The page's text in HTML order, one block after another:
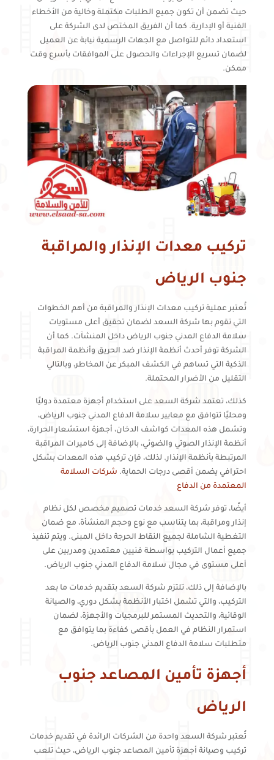
حيث تضمن أن تكون جميع الطلبات مكتملة وخالية من الأخطاء
الفنية أو الإدارية. كما أن الفريق المختص لدى الشركة على
استعداد دائم للتواصل مع الجهات الرسمية نيابة عن العميل
لضمان تسريع الإجراءات والحصول على الموافقات بأسرع وقت
ممكن.
تركيب معدات الإنذار والمراقبة
جنوب الرياض
تُعتبر عملية تركيب معدات الإنذار والمراقبة من أهم الخطوات
التي تقوم بها شركة السعد لضمان تحقيق أعلى مستويات
سلامة الدفاع المدني جنوب الرياض داخل المنشآت. كما أن
الشركة توفر أحدث أنظمة الإنذار ضد الحريق وأنظمة المراقبة
الذكية التي تساهم في الكشف المبكر عن المخاطر، وبالتالي
التقليل من الأضرار المحتملة.
كذلك، تعتمد شركة السعد على استخدام أجهزة معتمدة دوليًا
ومحليًا تتوافق مع معايير سلامة الدفاع المدني جنوب الرياض،
وتشمل هذه المعدات كواشف الدخان، أجهزة استشعار الحرارة،
أنظمة الإنذار الصوتي والضوئي، بالإضافة إلى كاميرات المراقبة
المرتبطة بأنظمة الإنذار. لذلك، فإن تركيب هذه المعدات بشكل
احترافي يضمن أقصى درجات الحماية. شركات السلامة
المعتمدة من الدفاع
أيضًا، توفر شركة السعد خدمات تصميم مخصص لكل نظام
إنذار ومراقبة، بما يتناسب مع نوع وحجم المنشأة، مع ضمان
التغطية الشاملة لجميع النقاط الحرجة داخل المبنى. ويتم تنفيذ
جميع أعمال التركيب بواسطة فنيين معتمدين ومدربين على
أعلى مستوى في مجال سلامة الدفاع المدني جنوب الرياض.
بالإضافة إلى ذلك، تلتزم شركة السعد بتقديم خدمات ما بعد
التركيب، والتي تشمل اختبار الأنظمة بشكل دوري، والصيانة
الوقائية، والتحديث المستمر للبرمجيات والأجهزة، لضمان
استمرار النظام في العمل بأقصى كفاءة بما يتوافق مع
متطلبات سلامة الدفاع المدني جنوب الرياض.
أجهزة تأمين المصاعد جنوب
الرياض
تُعتبر شركة السعد واحدة من الشركات الرائدة في تقديم خدمات
تركيب وصيانة أجهزة تأمين المصاعد جنوب الرياض، حيث تلعب